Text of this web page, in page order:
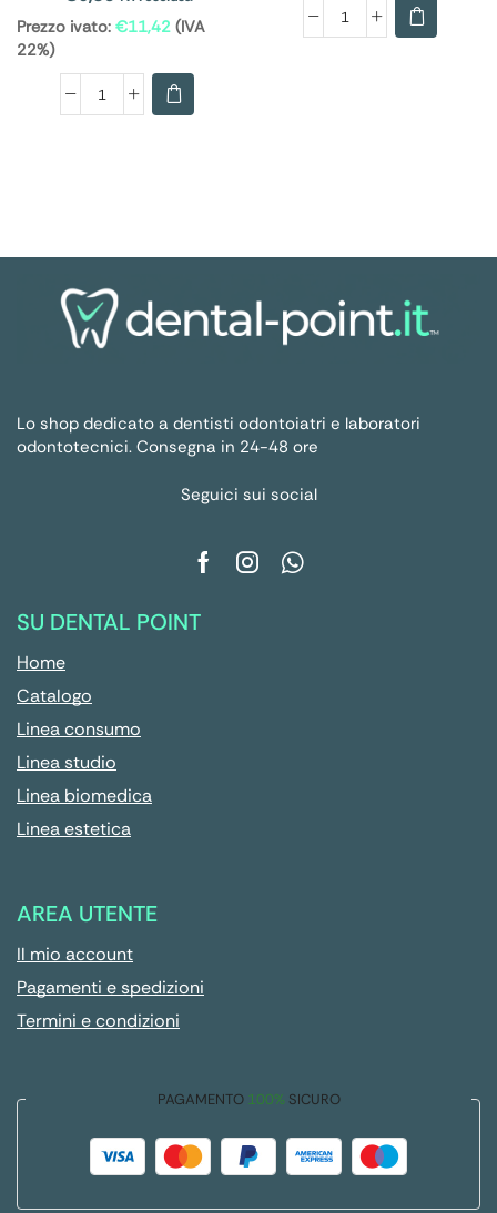
Prezzo ivato: €11,42 (IVA
22%)
Lo shop dedicato a dentisti odontoiatri e laboratori
odontotecnici. Consegna in 24-48 ore
Seguici sui social
SU DENTAL POINT
Home
Catalogo
Linea consumo
Linea studio
Linea biomedica
Linea estetica
AREA UTENTE
Il mio account
Pagamenti e spedizioni
Termini e condizioni
PAGAMENTO 100% SICURO